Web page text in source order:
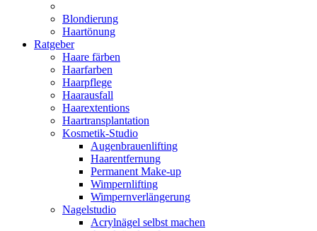
Blondierung
Haartönung
Ratgeber
Haare färben
Haarfarben
Haarpflege
Haarausfall
Haarextentions
Haartransplantation
Kosmetik-Studio
Augenbrauenlifting
Haarentfernung
Permanent Make-up
Wimpernlifting
Wimpernverlängerung
Nagelstudio
Acrylnägel selbst machen